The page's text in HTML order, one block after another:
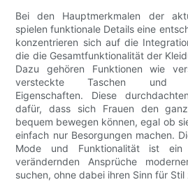
Bei den Hauptmerkmalen der
spielen funktionale Details eine
konzentrieren sich auf die
die die Gesamtfunktionalität der
Dazu gehören Funktionen wie
versteckte Taschen und
Eigenschaften. Diese
dafür, dass sich Frauen den
bequem bewegen können, egal ob
einfach nur Besorgungen machen.
Mode und Funktionalität ist
verändernden Ansprüche
suchen, ohne dabei ihren Sinn für